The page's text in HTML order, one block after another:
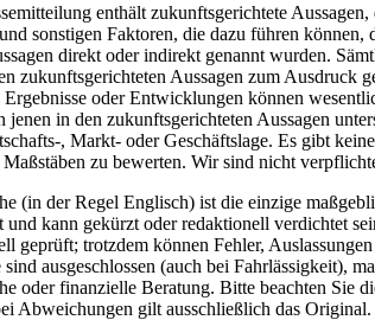
enthält zukunftsgerichtete
sonstigen Faktoren, die dazu führen können,
direkt oder indirekt genannt wurden.
zukunftsgerichteten Aussagen zum Ausdruck
oder Entwicklungen können
in den zukunftsgerichteten Aussagen
, Markt- oder Geschäftslage. Es gibt
zu bewerten. Wir sind nicht
der Regel Englisch) ist die einzige
kann gekürzt oder redaktionell verdichtet
trotzdem können Fehler,
ausgeschlossen (auch bei Fahrlässigkeit),
oder finanzielle Beratung. Bitte beachten Sie
Abweichungen gilt ausschließlich das Original.